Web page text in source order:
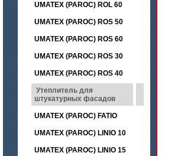
UMATEX (PAROC) ROL 60
UMATEX (PAROC) ROS 50
UMATEX (PAROC) ROS 60
UMATEX (PAROC) ROS 30
UMATEX (PAROC) ROS 40
Утеплитель для
штукатурных фасадов
UMATEX (PAROC) FATIO
UMATEX (PAROC) LINIO 10
UMATEX (PAROC) LINIO 15